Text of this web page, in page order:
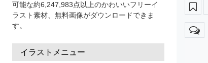
可能な約6,247,983点以上のかわいいフリーイ
ラスト素材、無料画像がダウンロードできま
す。
イラストメニュー